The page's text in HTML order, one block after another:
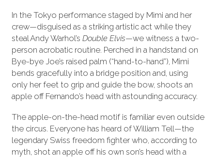
In the Tokyo performance staged by Mimi and her
crew—disguised as a striking artistic act while they
steal Andy Warhol’s Double Elvis—we witness a two-
person acrobatic routine. Perched in a handstand on
Bye-bye Joe’s raised palm (“hand-to-hand”), Mimi
bends gracefully into a bridge position and, using
only her feet to grip and guide the bow, shoots an
apple off Fernando’s head with astounding accuracy.
The apple-on-the-head motif is familiar even outside
the circus. Everyone has heard of William Tell—the
legendary Swiss freedom fighter who, according to
myth, shot an apple off his own son’s head with a